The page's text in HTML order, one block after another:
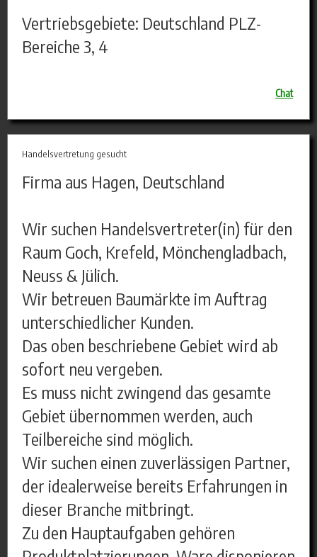
Vertriebsgebiete: Deutschland PLZ-
Bereiche 3, 4
Chat
Handelsvertretung gesucht
Firma aus Hagen, Deutschland
Wir suchen Handelsvertreter(in) für den
Raum Goch, Krefeld, Mönchengladbach,
Neuss & Jülich.
Wir betreuen Baumärkte im Auftrag
unterschiedlicher Kunden.
Das oben beschriebene Gebiet wird ab
sofort neu vergeben.
Es muss nicht zwingend das gesamte
Gebiet übernommen werden, auch
Teilbereiche sind möglich.
Wir suchen einen zuverlässigen Partner,
der idealerweise bereits Erfahrungen in
dieser Branche mitbringt.
Zu den Hauptaufgaben gehören